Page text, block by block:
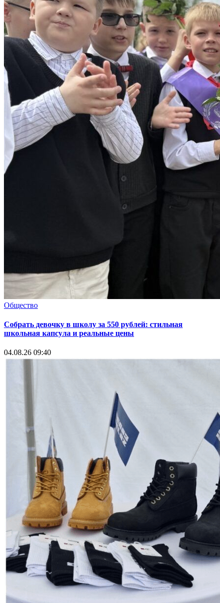
Общество
Собрать девочку в школу за 550 рублей: стильная
школьная капсула и реальные цены
04.08.26 09:40